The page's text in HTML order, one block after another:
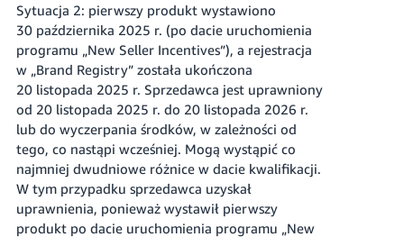
Sytuacja 2: pierwszy produkt wystawiono
30 października 2025 r. (po dacie uruchomienia
programu „New Seller Incentives”), a rejestracja
w „Brand Registry” została ukończona
20 listopada 2025 r. Sprzedawca jest uprawniony
od 20 listopada 2025 r. do 20 listopada 2026 r.
lub do wyczerpania środków, w zależności od
tego, co nastąpi wcześniej. Mogą wystąpić co
najmniej dwudniowe różnice w dacie kwalifikacji.
W tym przypadku sprzedawca uzyskał
uprawnienia, ponieważ wystawił pierwszy
produkt po dacie uruchomienia programu „New